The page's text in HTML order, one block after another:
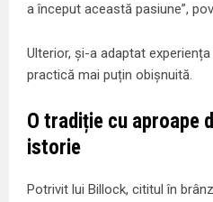
a început această pasiune”,
Ulterior, și-a adaptat
practică mai puțin obișnuită.
O tradiție cu aproape
istorie
Potrivit lui Billock, cititul în